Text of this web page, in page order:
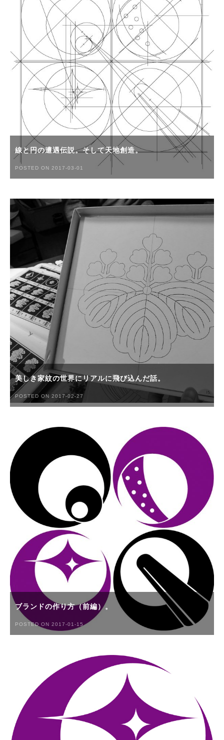
線と円の遭遇伝説。そして天地創造。
POSTED ON 2017-03-01
美しき家紋の世界にリアルに飛び込んだ話。
POSTED ON 2017-02-27
ブランドの作り方（前編）。
POSTED ON 2017-01-15